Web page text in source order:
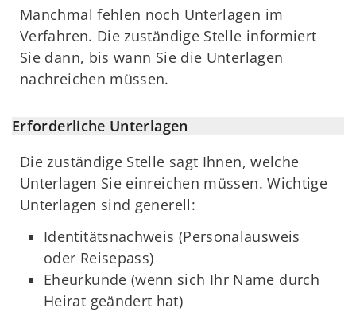
Manchmal fehlen noch Unterlagen im
Verfahren. Die zuständige Stelle informiert
Sie dann, bis wann Sie die Unterlagen
nachreichen müssen.
Erforderliche Unterlagen
Die zuständige Stelle sagt Ihnen, welche
Unterlagen Sie einreichen müssen. Wichtige
Unterlagen sind generell:
Identitätsnachweis (Personalausweis
oder Reisepass)
Eheurkunde (wenn sich Ihr Name durch
Heirat geändert hat)